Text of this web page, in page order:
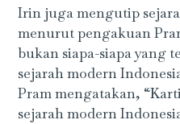
Irin juga mengutip
menurut pengakuan
bukan siapa-siapa yang
sejarah modern
Pram mengatakan,
sejarah modern